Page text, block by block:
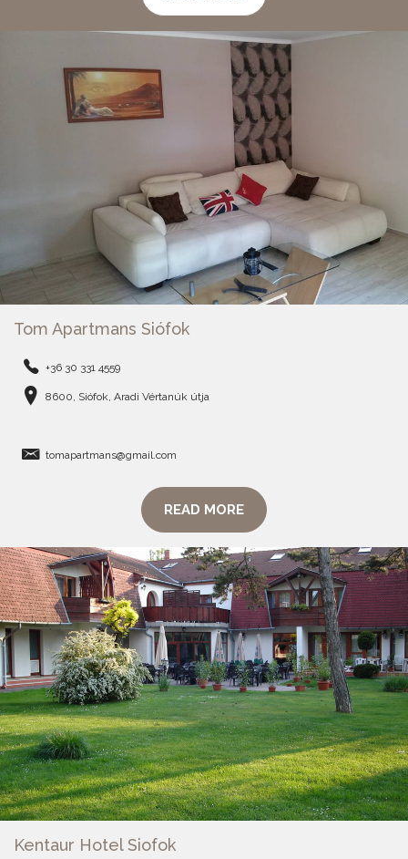
Tom Apartmans Siófok
+36 30 331 4559
8600, Siófok, Aradi Vértanúk útja
tomapartmans@gmail.com
READ MORE
Kentaur Hotel Siofok